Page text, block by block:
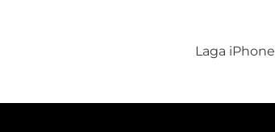
Laga iPhone